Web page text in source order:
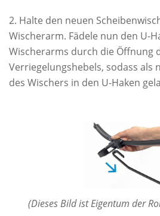
Halte den neuen
Wischerarm. Fädele nun den U-
Wischerarms durch die Öffnung
Verriegelungshebels, sodass als
des Wischers in den U-Haken
(Dieses Bild ist Eigentum der